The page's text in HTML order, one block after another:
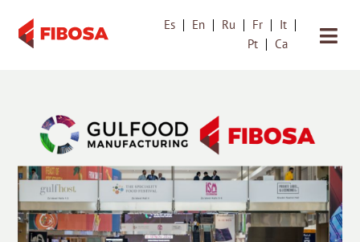
Saltar
Es En Ru Fr
It
Pt
Ca